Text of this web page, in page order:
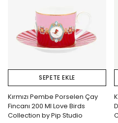
SEPETE EKLE
Kırmızı Pembe Porselen Çay
Fincanı 200 Ml Love Birds
Collection by Pip Studio